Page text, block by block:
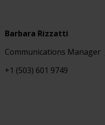
Barbara Rizzatti
Communications Manager
+1 (503) 601 9749